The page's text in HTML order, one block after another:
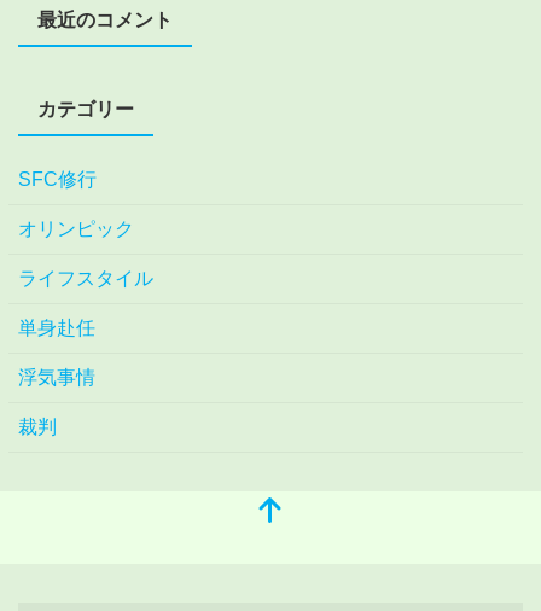
最近のコメント
カテゴリー
SFC修行
オリンピック
ライフスタイル
単身赴任
浮気事情
裁判